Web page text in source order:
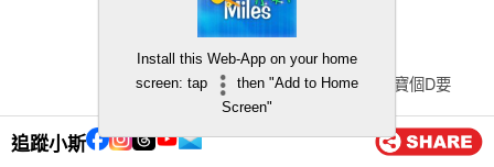
追蹤小斯
你APP入面俾你揀個D都可以 係有2個定息寶個D要
回覆
Install this Web-App on your home
screen: tap
then "Add to Home
Screen"